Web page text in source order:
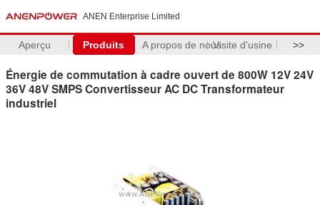
ANEN Enterprise Limited
Aperçu Produits A propos de nousVisite d'usine >>
Énergie de commutation à cadre ouvert de 800W 12V 24V
36V 48V SMPS Convertisseur AC DC Transformateur
industriel